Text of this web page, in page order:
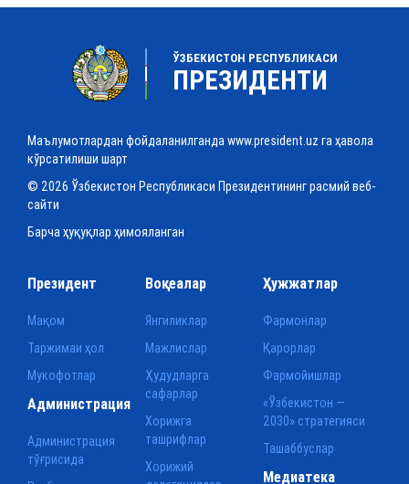
ЎЗБЕКИСТОН РЕСПУБЛИКАСИ
ПРЕЗИДЕНТИ
Маълумотлардан фойдаланилганда www.president.uz га ҳавола
кўрсатилиши шарт
© 2026 Ўзбекистон Республикаси Президентининг расмий веб-
сайти
Барча ҳуқуқлар ҳимояланган
Президент
Мақом
Таржимаи ҳол
Мукофотлар
Воқеалар
Янгиликлар
Мажлислар
Ҳудудларга
сафарлар
Хорижга
ташрифлар
Хорижий
Ҳужжатлар
Фармонлар
Қарорлар
Фармойишлар
«Ўзбекистон —
2030» стратегияси
Ташаббуслар
Администрация
Администрация
тўғрисида
Медиатека